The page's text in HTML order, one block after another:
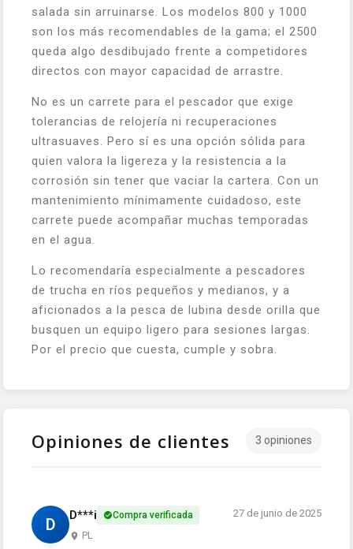
salada sin arruinarse. Los modelos 800 y 1000
son los más recomendables de la gama; el 2500
queda algo desdibujado frente a competidores
directos con mayor capacidad de arrastre.
No es un carrete para el pescador que exige
tolerancias de relojería ni recuperaciones
ultrasuaves. Pero sí es una opción sólida para
quien valora la ligereza y la resistencia a la
corrosión sin tener que vaciar la cartera. Con un
mantenimiento mínimamente cuidadoso, este
carrete puede acompañar muchas temporadas
en el agua.
Lo recomendaría especialmente a pescadores
de trucha en ríos pequeños y medianos, y a
aficionados a la pesca de lubina desde orilla que
busquen un equipo ligero para sesiones largas.
Por el precio que cuesta, cumple y sobra.
Opiniones de clientes 3 opiniones
D D***i Compra verificada
PL
27 de junio de 2025